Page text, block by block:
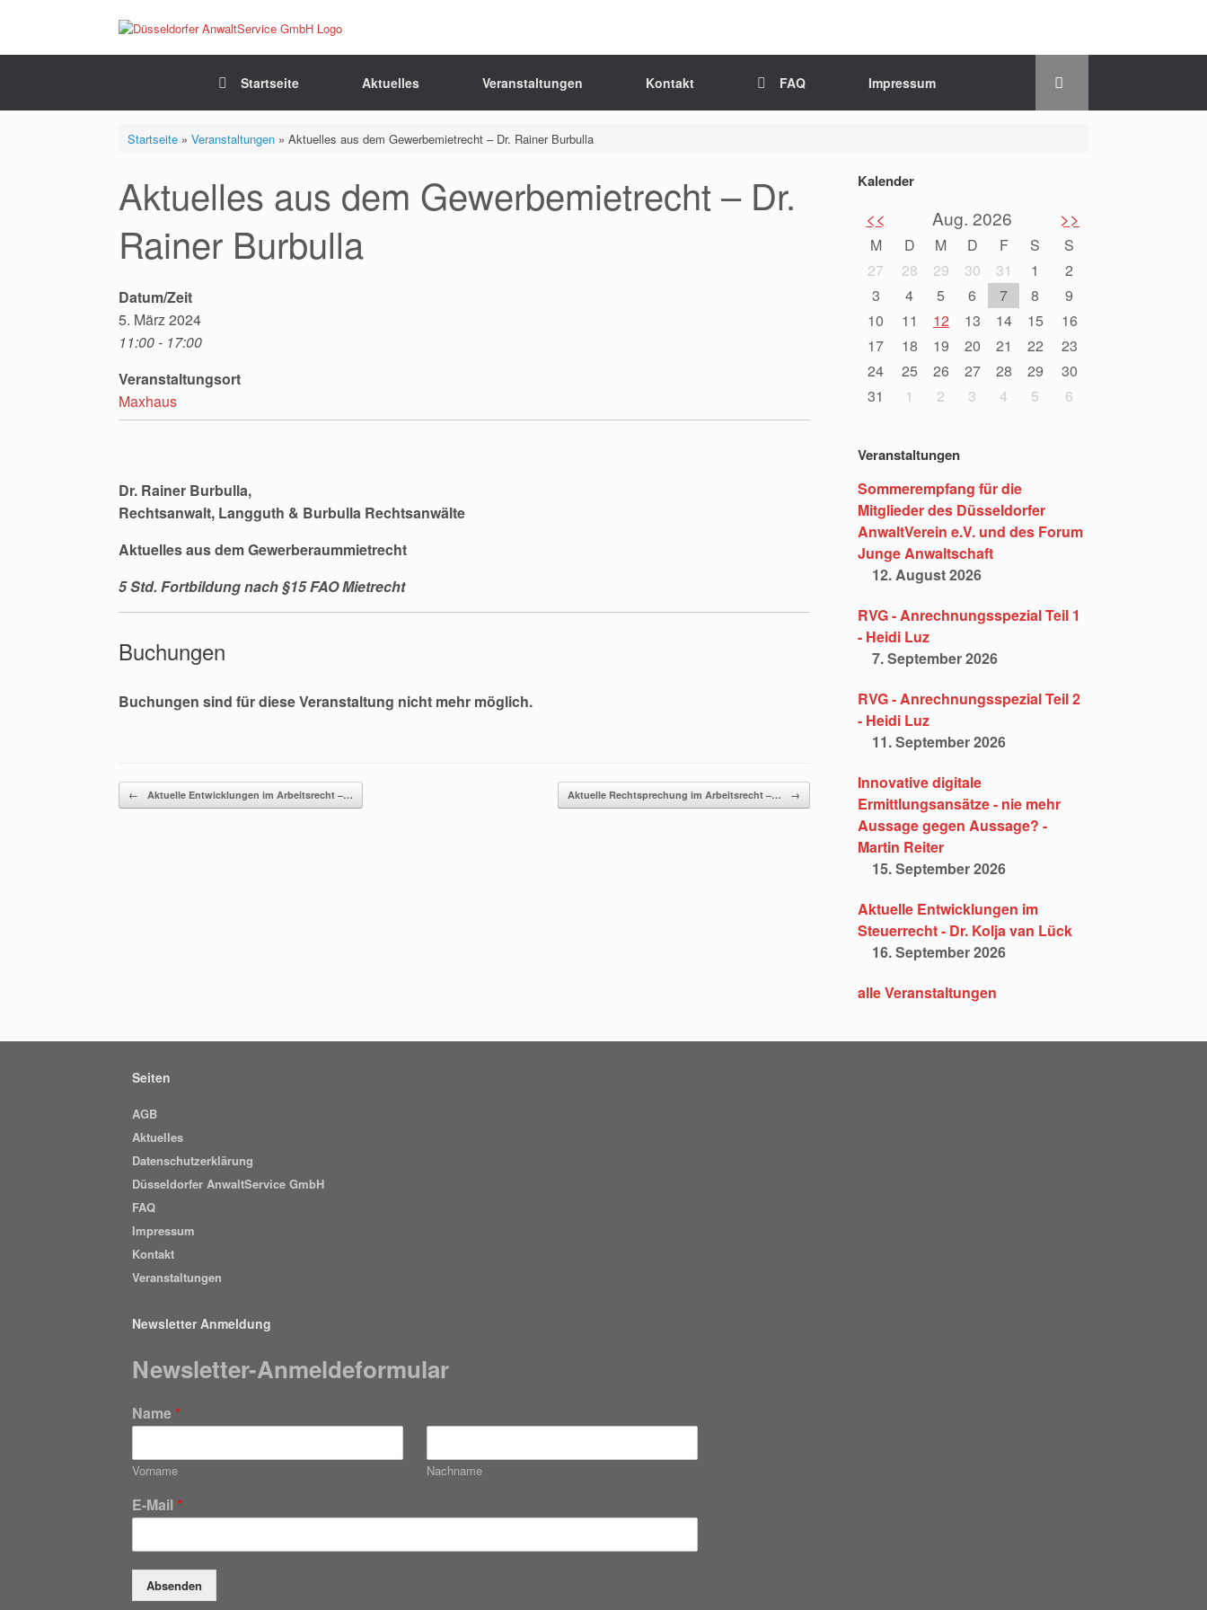
Startseite Aktuelles Veranstaltungen Kontakt FAQ Impressum
Startseite» Veranstaltungen» Aktuelles aus dem Gewerbemietrecht – Dr. Rainer Burbulla
Aktuelles aus dem Gewerbemietrecht – Dr.
Rainer Burbulla
Datum/Zeit
5. März 2024
11:00 - 17:00
Veranstaltungsort
Maxhaus
Dr. Rainer Burbulla,
Rechtsanwalt, Langguth & Burbulla Rechtsanwälte
Aktuelles aus dem Gewerberaummietrecht
5 Std. Fortbildung nach §15 FAO Mietrecht
Buchungen
Buchungen sind für diese Veranstaltung nicht mehr möglich.
Beitragsnavigation
← Aktuelle Entwicklungen im Arbeitsrecht –… Aktuelle Rechtsprechung im Arbeitsrecht –… →
Kalender
<< Aug. 2026 >>
M D M D F S
S
27
28 29 30 31 1
2
3
4 5 6 7 8
9
10
11 12 13 14 15
16
17
18 19 20 21 22
23
24
25 26 27 28 29
30
31
1 2 3 4 5 6
Veranstaltungen
Sommerempfang für die
Mitglieder des Düsseldorfer
AnwaltVerein e.V. und des Forum
Junge Anwaltschaft
12. August 2026
RVG - Anrechnungsspezial Teil 1
- Heidi Luz
7. September 2026
RVG - Anrechnungsspezial Teil 2
- Heidi Luz
11. September 2026
Innovative digitale
Ermittlungsansätze - nie mehr
Aussage gegen Aussage? -
Martin Reiter
15. September 2026
Aktuelle Entwicklungen im
Steuerrecht - Dr. Kolja van Lück
16. September 2026
alle Veranstaltungen
Seiten
AGB
Aktuelles
Datenschutzerklärung
Düsseldorfer AnwaltService GmbH
FAQ
Impressum
Kontakt
Veranstaltungen
Newsletter Anmeldung
Newsletter-Anmeldeformular
Name *
Vorname Nachname
E-Mail *
Absenden